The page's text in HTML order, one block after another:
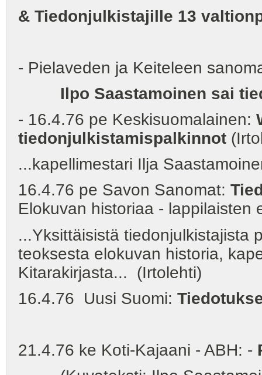
& Tiedonjulkistajille 13
- Pielaveden ja Keiteleen
Ilpo Saastamoinen sai
- 16.4.76 pe Keskisuomalainen:
tiedonjulkistamispalkinnot
...kapellimestari Ilja
16.4.76 pe Savon Sanomat:
Elokuvan historiaa - lappilaisten
...Yksittäisistä tiedonjulkistajista
teoksesta elokuvan historia,
Kitarakirjasta... (Irtolehti)
16.4.76 Uusi Suomi:
21.4.76 ke Koti-Kajaani - ABH: -